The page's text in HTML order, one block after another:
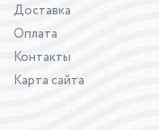
Доставка
Оплата
Контакты
Карта сайта